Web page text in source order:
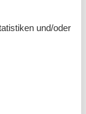
und/oder